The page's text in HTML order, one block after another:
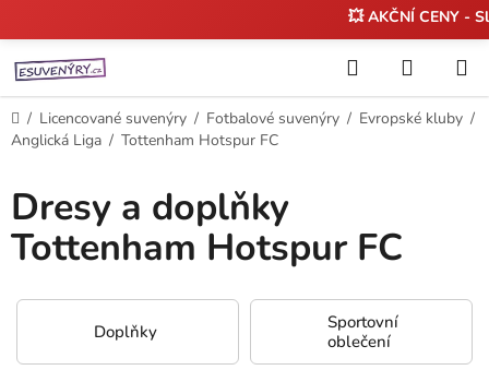
na
obsah
💥 AKČNÍ CENY -
Hledat
KOŠÍK
Domů
/ Licencované suvenýry / Fotbalové suvenýry / Evropské kluby /
Anglická Liga / Tottenham Hotspur FC
Dresy a doplňky
Tottenham Hotspur FC
Doplňky
Sportovní
oblečení